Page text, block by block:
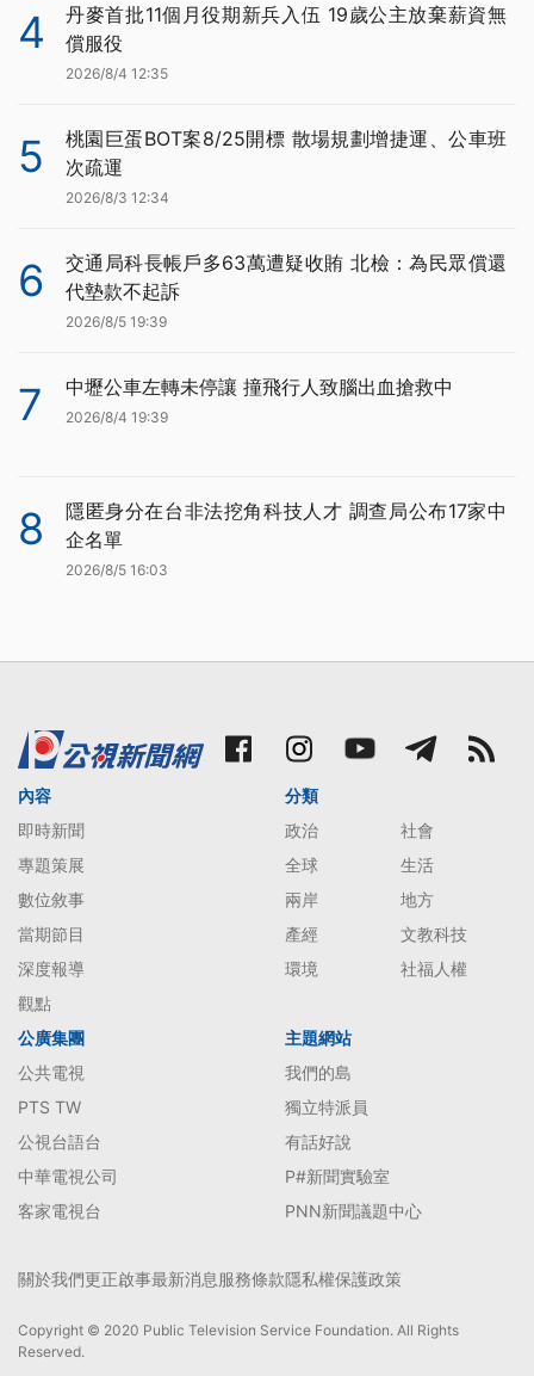
4
丹麥首批11個月役期新兵入伍 19歲公主放棄薪資無
償服役
2026/8/4 12:35
5
桃園巨蛋BOT案8/25開標 散場規劃增捷運、公車班
次疏運
2026/8/3 12:34
6
交通局科長帳戶多63萬遭疑收賄 北檢：為民眾償還
代墊款不起訴
2026/8/5 19:39
7 中壢公車左轉未停讓 撞飛行人致腦出血搶救中
2026/8/4 19:39
8
隱匿身分在台非法挖角科技人才 調查局公布17家中
企名單
2026/8/5 16:03
內容
即時新聞
專題策展
數位敘事
當期節目
深度報導
觀點
分類
政治
社會
全球
生活
兩岸
地方
產經
文教科技
環境
社福人權
公廣集團
公共電視
PTS TW
公視台語台
中華電視公司
客家電視台
主題網站
我們的島
獨立特派員
有話好說
P#新聞實驗室
PNN新聞議題中心
關於我們更正啟事最新消息服務條款隱私權保護政策
Copyright © 2020 Public Television Service Foundation. All Rights
Reserved.